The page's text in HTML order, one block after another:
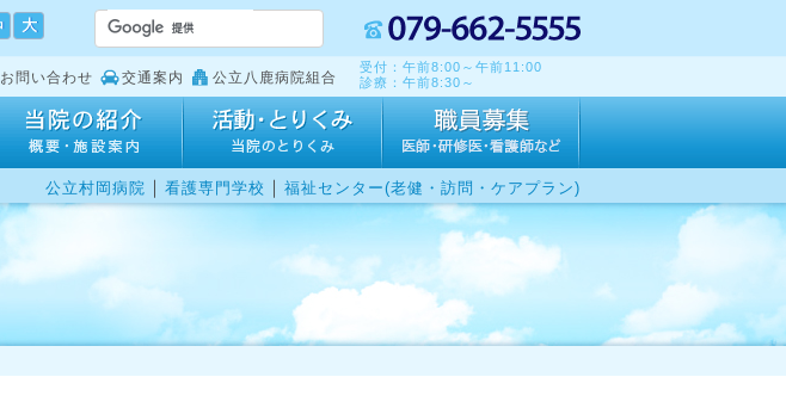
お問い合わせ 交通案内 公立八鹿病院組合
受付：午前8:00～午前11:00
診療：午前8:30～
公立村岡病院 ｜ 看護専門学校 ｜ 福祉センター(老健・訪問・ケアプラン)